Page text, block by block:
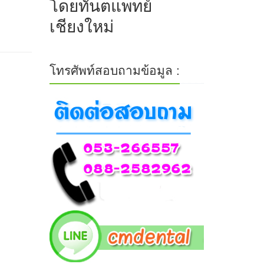
โดยทันตแพทย์
เชียงใหม่
โทรศัพท์สอบถามข้อมูล :